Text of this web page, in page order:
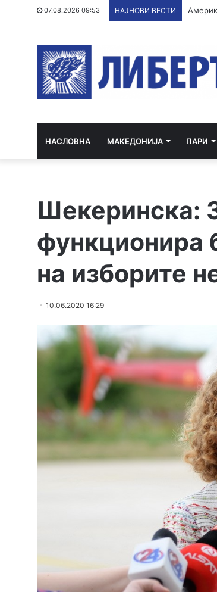
07.08.2026 09:53 НАЈНОВИ ВЕСТИ
НАСЛОВНА МАКЕДОНИЈА ПАРИ
Шекеринска:
функционира
на изборите
10.06.2020 16:29